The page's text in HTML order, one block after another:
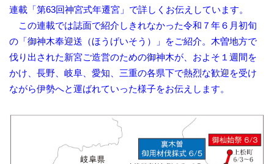
連載「第63回神宮式年遷宮」で詳しくお伝えしています。
この連載では誌面で紹介しきれなかった令和７年６月初旬
の「御神木奉迎送（ほうげいそう）」をご紹介。木曽地方で
伐り出された新宮ご造営のための御神木が、およそ１週間を
かけ、長野、岐阜、愛知、三重の各県下で熱烈な歓迎を受け
ながら伊勢へと運ばれていった様子をお伝えします。